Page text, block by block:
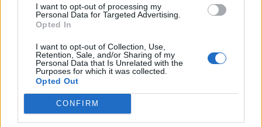
I want to opt-out of processing my
Personal Data for Targeted Advertising.
Opted In
I want to opt-out of Collection, Use,
Retention, Sale, and/or Sharing of my
Personal Data that Is Unrelated with the
Purposes for which it was collected.
Opted Out
CONFIRM
ΠΑΣΟΚ κατά Σκέρτσου: «Τα
επιχειρήματα και οι πίνακες του
αναιρούν τα προηγούμενα»
08/08/2026
επιτυχία τη μεταφορά του
λογαριασμού της Ρήτρας Διαφυγής